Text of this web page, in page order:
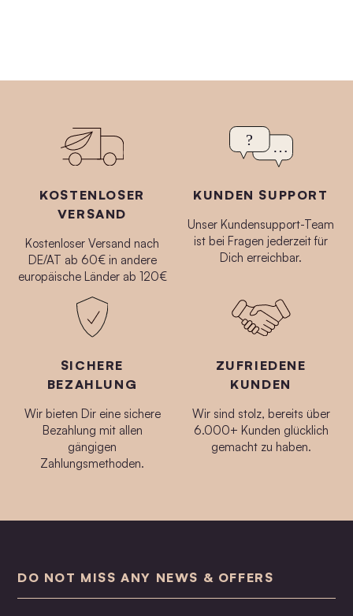
Anti-Aging Set No.4
$160.00
Anti-Aging Set No.3
KOSTENLOSER
VERSAND
Kostenloser Versand nach
DE/AT ab 60€ in andere
europäische Länder ab 120€
KUNDEN SUPPORT
Unser Kundensupport-Team
ist bei Fragen jederzeit für
Dich erreichbar.
SICHERE
BEZAHLUNG
Wir bieten Dir eine sichere
Bezahlung mit allen
gängigen
Zahlungsmethoden.
ZUFRIEDENE
KUNDEN
Wir sind stolz, bereits über
6.000+ Kunden glücklich
gemacht zu haben.
DO NOT MISS ANY NEWS & OFFERS